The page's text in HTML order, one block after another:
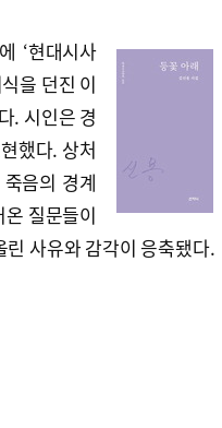
‘현대시사
을 던진 이
. 시인은 경
했다. 상처
음의 경계
질문들이
사유와 감각이 응축됐다.